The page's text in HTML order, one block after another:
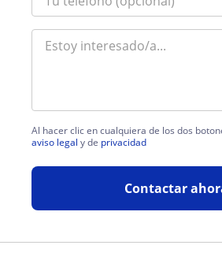
Al hacer clic en cualquiera de los dos
aviso legal y de privacidad
Contactar